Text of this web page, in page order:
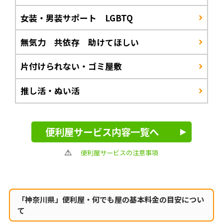
女装・男装サポート LGBTQ
無気力 共依存 助けてほしい
片付けられない・ゴミ屋敷
推し活・ぬい活
便利屋サービス内容一覧へ
便利屋サービスの注意事項
「神奈川県」便利屋・何でも屋の基本料金の目安につい
て